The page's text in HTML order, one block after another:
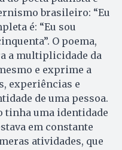
brasileiro: “Eu
é: “Eu sou
O poema,
a multiplicidade da
e exprime a
experiências e
de uma pessoa.
tinha uma identidade
em constante
atividades, que